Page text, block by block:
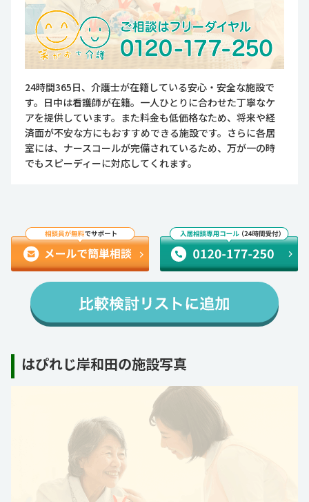
24時間365日、介護士が在籍している安心・安全な施設で
す。日中は看護師が在籍。一人ひとりに合わせた丁寧なケ
アを提供しています。また料金も低価格なため、将来や経
済面が不安な方にもおすすめできる施設です。さらに各居
室には、ナースコールが完備されているため、万が一の時
でもスピーディーに対応してくれます。
はぴれじ岸和田の施設写真